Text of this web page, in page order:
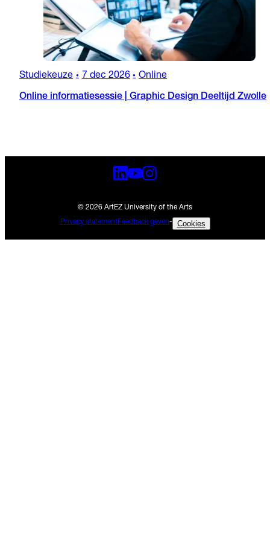
Studiekeuze • 7 dec 2026 • Online
Online informatiesessie | Graphic Design Deeltijd Zwolle
© 2026 ArtEZ University of the Arts
Privacy statementFeedback geven- Cookies